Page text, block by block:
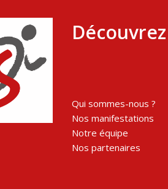
Qui sommes-nous ?
Nos manifestations
Notre équipe
Nos partenaires